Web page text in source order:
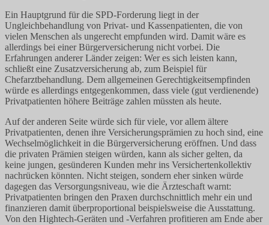
Ein Hauptgrund für die SPD-Forderung liegt in der
Ungleichbehandlung von Privat- und Kassenpatienten, die von
vielen Menschen als ungerecht empfunden wird. Damit wäre es
allerdings bei einer Bürgerversicherung nicht vorbei. Die
Erfahrungen anderer Länder zeigen: Wer es sich leisten kann,
schließt eine Zusatzversicherung ab, zum Beispiel für
Chefarztbehandlung. Dem allgemeinen Gerechtigkeitsempfinden
würde es allerdings entgegenkommen, dass viele (gut verdienende)
Privatpatienten höhere Beiträge zahlen müssten als heute.
Auf der anderen Seite würde sich für viele, vor allem ältere
Privatpatienten, denen ihre Versicherungsprämien zu hoch sind, eine
Wechselmöglichkeit in die Bürgerversicherung eröffnen. Und dass
die privaten Prämien steigen würden, kann als sicher gelten, da
keine jungen, gesünderen Kunden mehr ins Versichertenkollektiv
nachrücken könnten. Nicht steigen, sondern eher sinken würde
dagegen das Versorgungsniveau, wie die Ärzteschaft warnt:
Privatpatienten bringen den Praxen durchschnittlich mehr ein und
finanzieren damit überproportional beispielsweise die Ausstattung.
Von den Hightech-Geräten und -Verfahren profitieren am Ende aber